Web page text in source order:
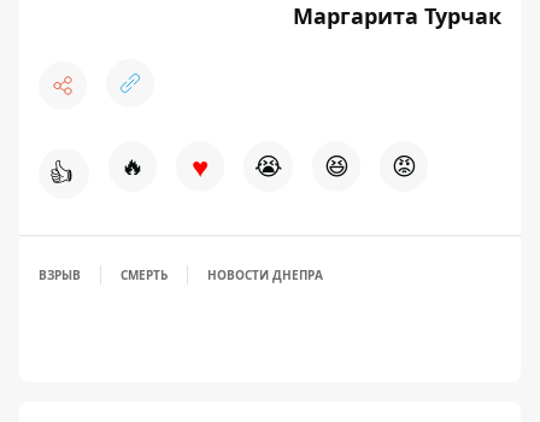
Маргарита Турчак
👍 🔥 ♥ 😭 😆 😡
ВЗРЫВ СМЕРТЬ НОВОСТИ ДНЕПРА